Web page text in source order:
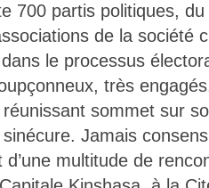
700 partis politiques,
de la société
dans le processus
très
sommet sur
Jamais
multitude de